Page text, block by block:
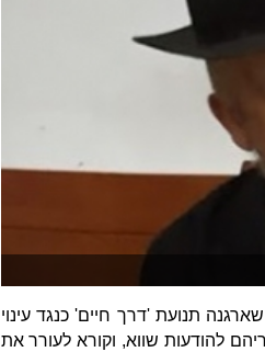
תנועת 'דרך חיים' כנגד עינוי
להודעות שווא, וקורא לעורר את